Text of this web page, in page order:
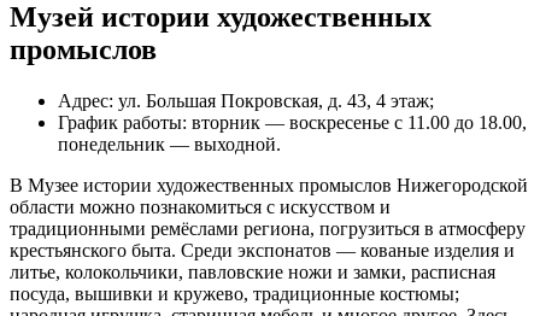
Музей истории художественных
промыслов
Адрес: ул. Большая Покровская, д. 43, 4 этаж;
График работы: вторник — воскресенье с 11.00 до 18.00,
понедельник — выходной.
В Музее истории художественных промыслов Нижегородской
области можно познакомиться с искусством и
традиционными ремёслами региона, погрузиться в атмосферу
крестьянского быта. Среди экспонатов — кованые изделия и
литье, колокольчики, павловские ножи и замки, расписная
посуда, вышивки и кружево, традиционные костюмы;